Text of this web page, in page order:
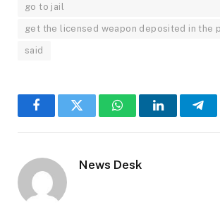
go to jail
get the licensed weapon deposited in the
said
FacebookTwitter WhatsAppLinkedIn
News Desk